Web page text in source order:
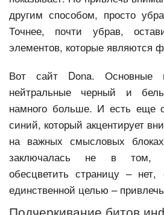
другим способом, просто
Точнее, почти убрав,
элементов, которые являются
Вот сайт Dona. Основные
нейтральные черный и
намного больше. И есть еще
синий, который акцентирует
на важных смысловых
заключалась не в том,
обесцветить страницу –
единственной целью –
Подчеркивание битов